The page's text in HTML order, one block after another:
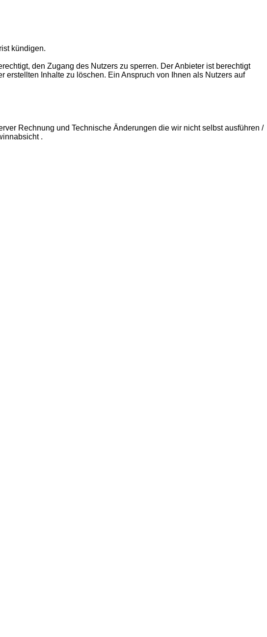
kündigen.
den Zugang des Nutzers zu sperren. Der Anbieter ist berechtigt
Inhalte zu löschen. Ein Anspruch von Ihnen als Nutzers auf
Rechnung und Technische Änderungen die wir nicht selbst ausführen /
.